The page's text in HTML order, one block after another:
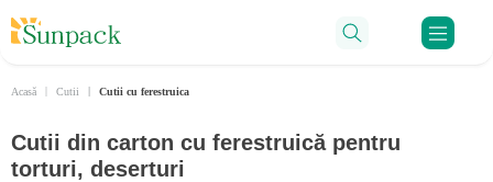
Acasă Cutii Cutii cu ferestruica
Cutii din carton cu ferestruică pentru
torturi, deserturi